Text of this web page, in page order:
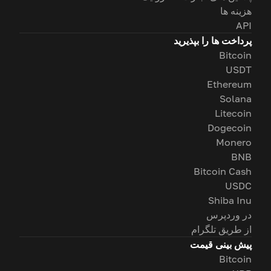
هزینه ها
API
پرداخت ها را بپذیرید
Bitcoin
USDT
Ethereum
Solana
Litecoin
Dogecoin
Monero
BNB
Bitcoin Cash
USDC
Shiba Inu
در وردپرس
از طریق تلگرام
پیش بینی قیمت
Bitcoin